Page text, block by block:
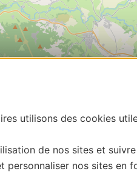
utilisons des cookies
de nos sites et
personnaliser nos sites en